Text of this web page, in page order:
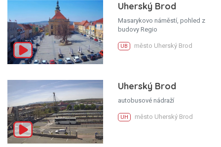
Uherský Brod
Masarykovo náměstí, pohled z
budovy Regio
UB město Uherský Brod
Uherský Brod
autobusové nádraží
UH město Uherský Brod